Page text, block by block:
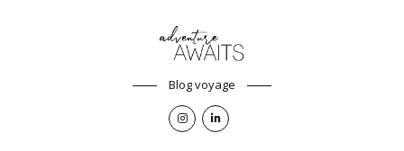
Blog voyage